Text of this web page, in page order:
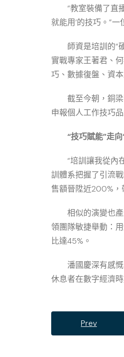
“教室裝備了直
就能用’的技巧。”一
師資是培訓的“
實戰專家王著君、
巧、數據復盤、資
截至今朝，銅
申報個人工作技巧
“技巧賦能”走
“培訓讓我從內
訓體系把握了引流
售額晉陞近200%，
相似的演變也
領團隊敏捷舉動：
比達45%。
潘國慶深有感
休息者在數字經濟
Prev